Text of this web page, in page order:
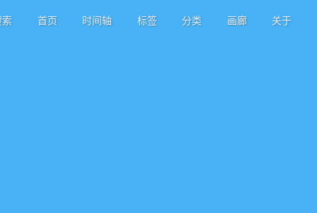
首页 时间轴 标签 分类 画廊 关于